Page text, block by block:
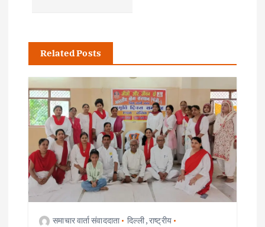
a
v
g
a
t
Related Posts
समाचार वार्ता संवाददाता दिल्ली,राष्ट्रीय